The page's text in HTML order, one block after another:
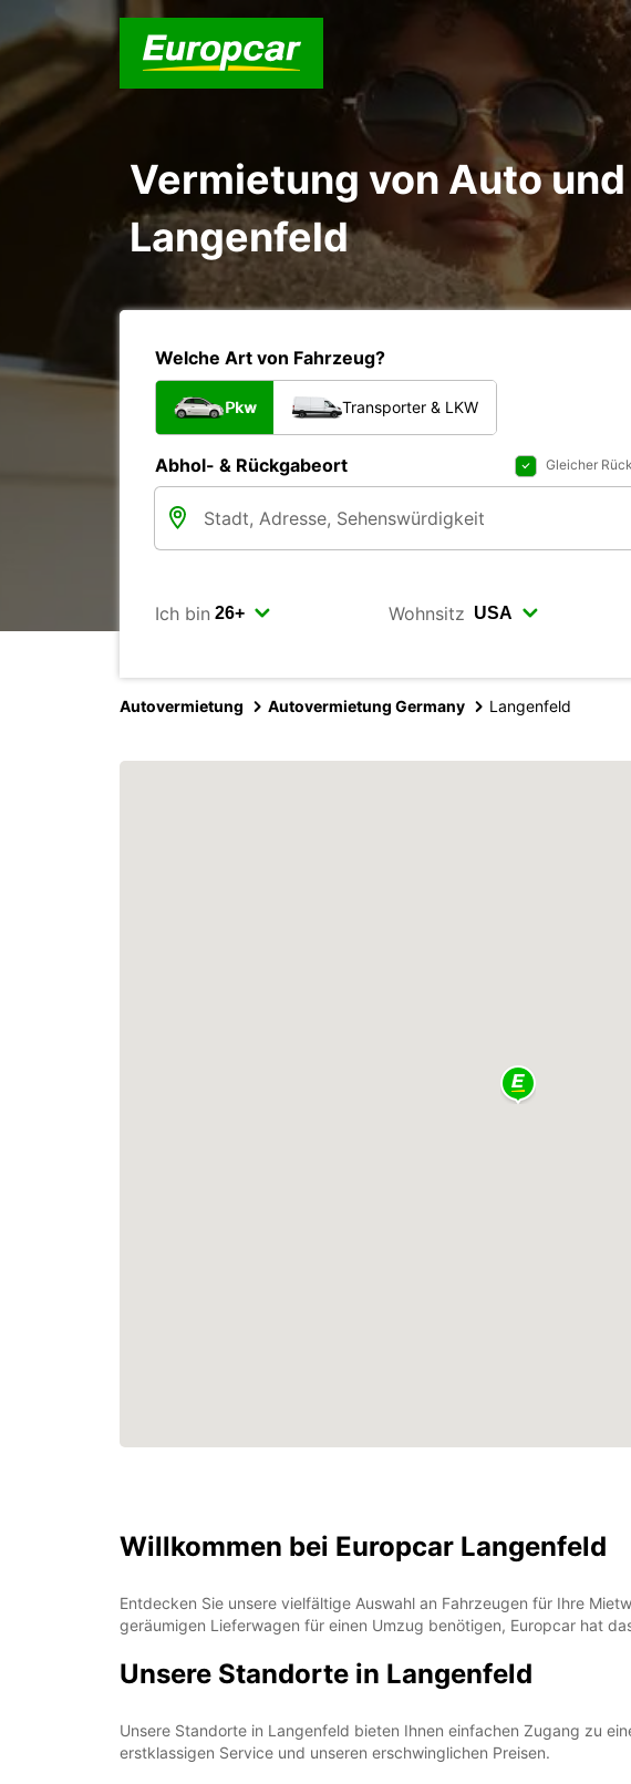
Vermietung von Auto
Langenfeld
Welche Art von Fahrzeug?
Pkw Transporter & LKW
Abhol- & Rückgabeort Gleicher
Ich bin Wohnsitz
Autovermietung Autovermietung Germany Langenfeld
Willkommen bei Europcar Langenfeld
Entdecken Sie unsere vielfältige Auswahl an Fahrzeugen für Ihre
geräumigen Lieferwagen für einen Umzug benötigen, Europcar hat
Unsere Standorte in Langenfeld
Unsere Standorte in Langenfeld bieten Ihnen einfachen Zugang zu
erstklassigen Service und unseren erschwinglichen Preisen.